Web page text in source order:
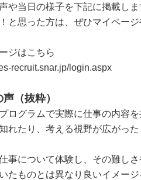
や当日の様子を下記に掲載しま
と思った方は、ぜひマイペー
ジはこちら
recruit.snar.jp/login.aspx
（抜粋）
プログラムで実際に仕事の内容
れたり、考える視野が広がった
仕事について体験し、その難し
たものとは異なり良いイメージ